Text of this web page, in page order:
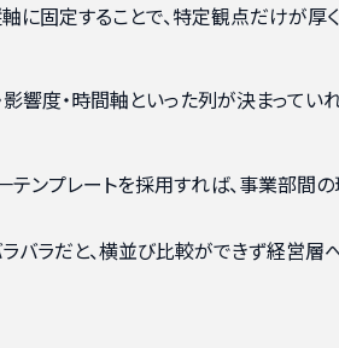
軸に固定することで、特定観点だけが
影響度・時間軸といった列が決まって
テンプレートを採用すれば、事業部間
バラだと、横並び比較ができず経営層